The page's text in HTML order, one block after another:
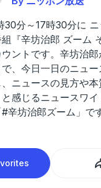
30分～17時30分に
『辛坊治郎 ズーム
ントです。辛坊治
、今日一日のニュ
ニュースの見方や
感じるニュースワ
辛坊治郎ズーム」で